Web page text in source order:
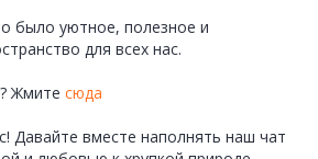
было уютное, полезное и
для всех нас.
Жмите сюда
Давайте вместе наполнять наш чат